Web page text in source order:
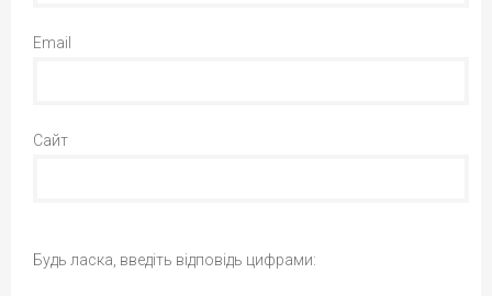
Email
Сайт
Будь ласка, введіть відповідь цифрами: